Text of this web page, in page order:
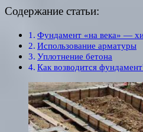
Содержание статьи:
Фундамент «на века» —
Использование арматуры
Уплотнение бетона
Как возводится